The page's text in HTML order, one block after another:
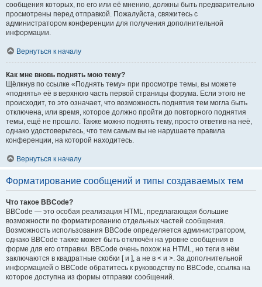
сообщения которых, по его или её мнению, должны быть предварительно
просмотрены перед отправкой. Пожалуйста, свяжитесь с
администратором конференции для получения дополнительной
информации.
Вернуться к началу
Как мне вновь поднять мою тему?
Щёлкнув по ссылке «Поднять тему» при просмотре темы, вы можете
«поднять» её в верхнюю часть первой страницы форума. Если этого не
происходит, то это означает, что возможность поднятия тем могла быть
отключена, или время, которое должно пройти до повторного поднятия
темы, ещё не прошло. Также можно поднять тему, просто ответив на неё,
однако удостоверьтесь, что тем самым вы не нарушаете правила
конференции, на которой находитесь.
Вернуться к началу
Форматирование сообщений и типы создаваемых тем
Что такое BBCode?
BBCode — это особая реализация HTML, предлагающая большие
возможности по форматированию отдельных частей сообщения.
Возможность использования BBCode определяется администратором,
однако BBCode также может быть отключён на уровне сообщения в
форме для его отправки. BBCode очень похож на HTML, но теги в нём
заключаются в квадратные скобки [ и ], а не в < и >. За дополнительной
информацией о BBCode обратитесь к руководству по BBCode, ссылка на
которое доступна из формы отправки сообщений.